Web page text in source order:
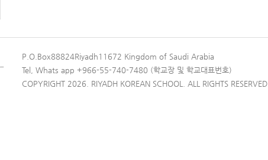
P.O.Box88824Riyadh11672 Kingdom of Saudi Arabia
Tel, Whats app +966-55-740-7480 (학교장 및 학교대표번호)
COPYRIGHT 2026. RIYADH KOREAN SCHOOL. ALL RIGHTS RESERVED.